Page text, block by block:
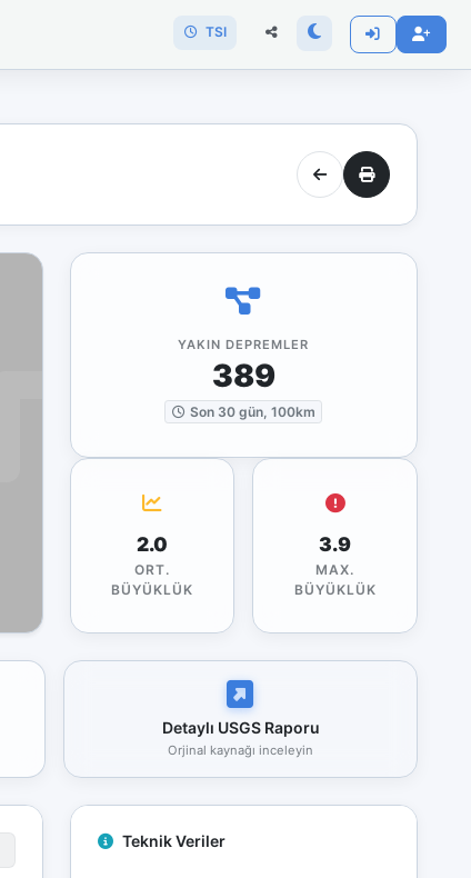
TSI
YAKIN DEPREMLER
389
Son 30 gün, 100km
2.0
ORT.
BÜYÜKLÜK
3.9
MAX.
BÜYÜKLÜK
Detaylı USGS Raporu
Orjinal kaynağı inceleyin
Teknik Veriler